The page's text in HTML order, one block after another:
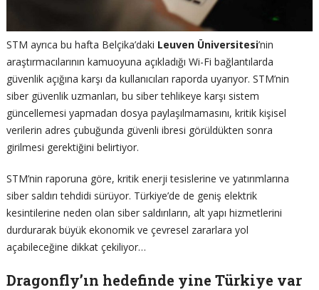
STM ayrıca bu hafta Belçika’daki Leuven Üniversitesi’nin
araştırmacılarının kamuoyuna açıkladığı Wi-Fi bağlantılarda
güvenlik açığına karşı da kullanıcıları raporda uyarıyor. STM’nin
siber güvenlik uzmanları, bu siber tehlikeye karşı sistem
güncellemesi yapmadan dosya paylaşılmamasını, kritik kişisel
verilerin adres çubuğunda güvenli ibresi görüldükten sonra
girilmesi gerektiğini belirtiyor.
STM’nin raporuna göre, kritik enerji tesislerine ve yatırımlarına
siber saldırı tehdidi sürüyor. Türkiye’de de geniş elektrik
kesintilerine neden olan siber saldırıların, alt yapı hizmetlerini
durdurarak büyük ekonomik ve çevresel zararlara yol
açabileceğine dikkat çekiliyor…
Dragonfly’ın hedefinde yine Türkiye var